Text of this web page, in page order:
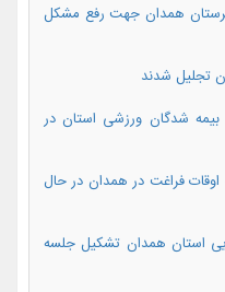
همدان جهت رفع مشکل
تجلیل شدند
شدگان ورزشی استان در
فراغت در همدان در حال
استان همدان تشکیل جلسه